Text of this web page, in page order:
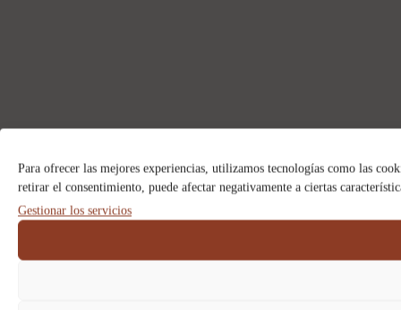
Para ofrecer las mejores experiencias, utilizamos tecnologías como las
retirar el consentimiento, puede afectar negativamente a ciertas
Gestionar los servicios